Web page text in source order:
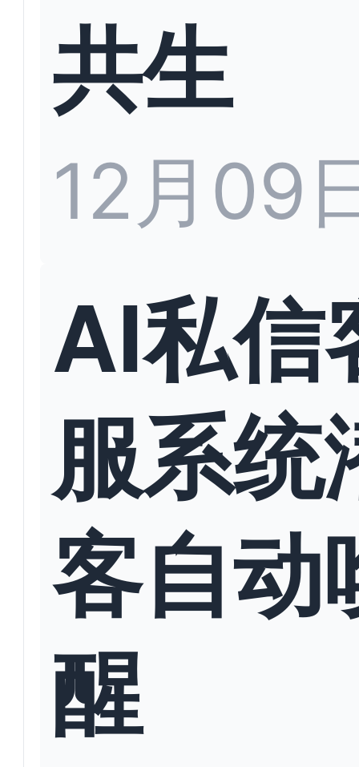
共生
12月09
AI私信
服系统
客自动
醒